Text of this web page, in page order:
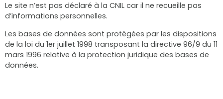
Le site n’est pas déclaré à la CNIL car il ne recueille pas
d’informations personnelles.
Les bases de données sont protégées par les dispositions
de la loi du 1er juillet 1998 transposant la directive 96/9 du 11
mars 1996 relative à la protection juridique des bases de
données.